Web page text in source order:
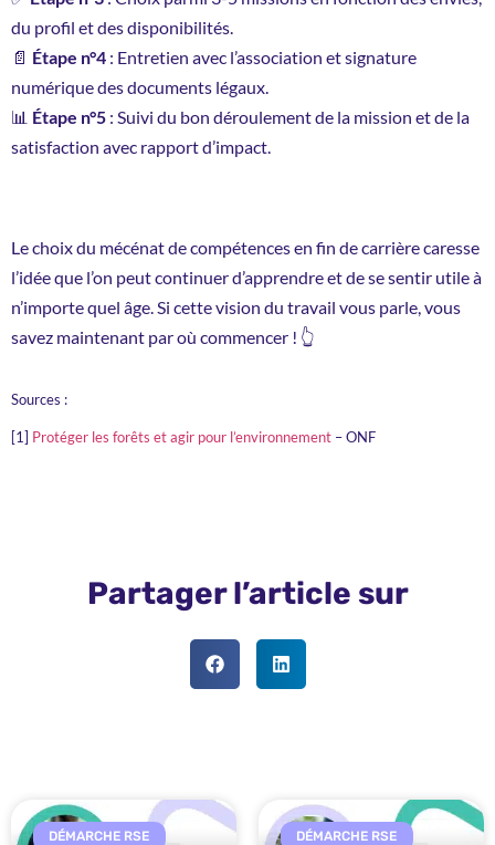
du profil et des disponibilités.
📄 Étape n°4 : Entretien avec l’association et signature
numérique des documents légaux.
📊 Étape n°5 : Suivi du bon déroulement de la mission et de la
satisfaction avec rapport d’impact.
Le choix du mécénat de compétences en fin de carrière caresse
l’idée que l’on peut continuer d’apprendre et de se sentir utile à
n’importe quel âge. Si cette vision du travail vous parle, vous
savez maintenant par où commencer ! 👆
Sources :
[1] Protéger les forêts et agir pour l’environnement – ONF
Partager l’article sur
DÉMARCHE RSE DÉMARCHE RSE